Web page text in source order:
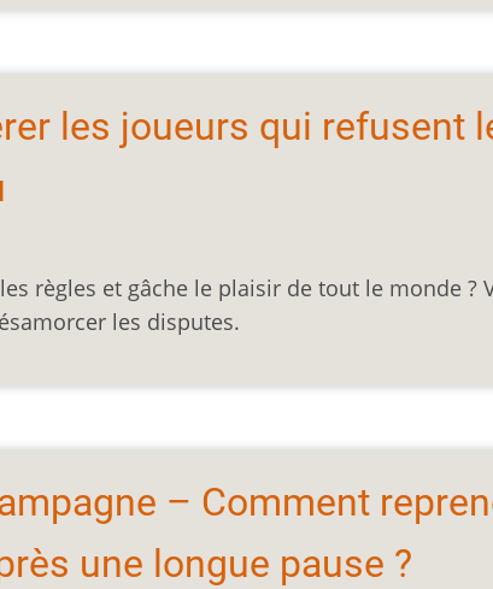
les joueurs qui refusent
règles et gâche le plaisir de tout le monde ?
les disputes.
– Comment
une longue pause ?